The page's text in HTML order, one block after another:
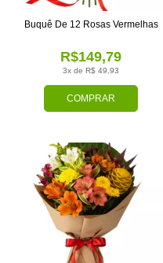
COMPRAR
3x de R$ 49,93
R$149,79
Buquê De 12 Rosas Vermelhas